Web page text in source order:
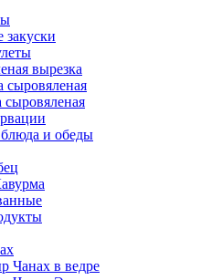
вырезка
сыровяленая
и обеды
Чанах в ведре